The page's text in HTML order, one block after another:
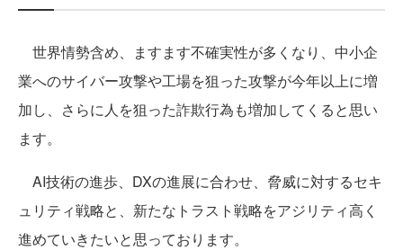
世界情勢含め、ますます不確実性が多くなり、中小企
業へのサイバー攻撃や工場を狙った攻撃が今年以上に増
加し、さらに人を狙った詐欺行為も増加してくると思い
ます。
AI技術の進歩、DXの進展に合わせ、脅威に対するセキ
ュリティ戦略と、新たなトラスト戦略をアジリティ高く
進めていきたいと思っております。